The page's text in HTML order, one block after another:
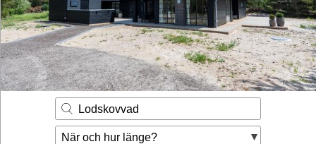
Service
Kontakt
Husägare
Lodskovvad
När och hur länge?